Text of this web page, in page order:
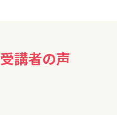
受講者の声